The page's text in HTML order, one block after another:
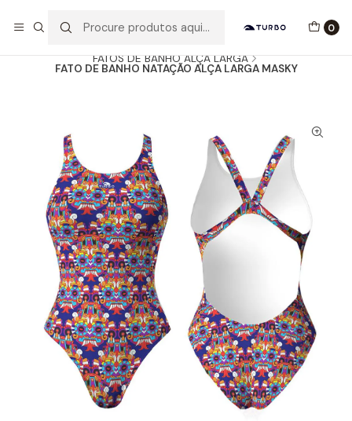
0
FATOS DE BANHO ALÇA LARGA
FATO DE BANHO NATAÇÃO ALÇA LARGA MASKY